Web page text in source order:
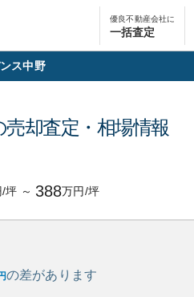
優良不動産会社に
一括査定
ス中野
売却査定・相場情報
/坪 ～ 388万円/坪
の差があります